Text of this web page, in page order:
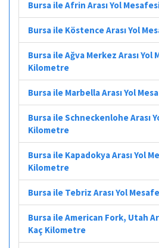
Bursa ile Afrin Arası Yol
Bursa ile Köstence Arası Yol
Bursa ile Ağva Merkez Arası Yol
Kilometre
Bursa ile Marbella Arası Yol
Bursa ile Schneckenlohe Arası
Kilometre
Bursa ile Kapadokya Arası Yol
Kilometre
Bursa ile Tebriz Arası Yol
Bursa ile American Fork, Utah
Kaç Kilometre